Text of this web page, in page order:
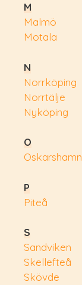
M
Malmö
Motala
N
Norrköping
Norrtälje
Nyköping
O
Oskarshamn
P
Piteå
S
Sandviken
Skellefteå
Skövde